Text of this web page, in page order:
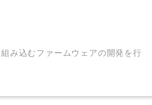
み込むファームウェアの開発を行